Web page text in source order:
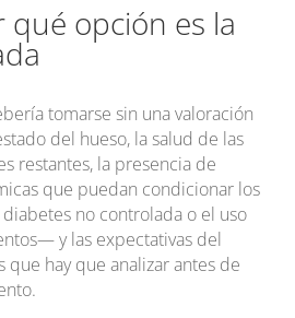
qué opción es la
tomarse sin una valoración
del hueso, la salud de las
restantes, la presencia de
que puedan condicionar los
no controlada o el uso
y las expectativas del
que hay que analizar antes de